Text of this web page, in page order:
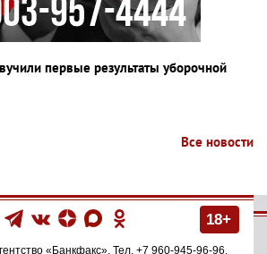
первые результаты уборочной
Все новости
18+
«Банкфакс» . Тел. +7 960-945-96-96